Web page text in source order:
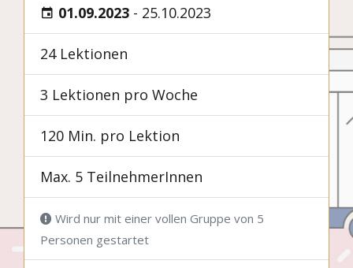
01.09.2023 - 25.10.2023
24 Lektionen
3 Lektionen pro Woche
120 Min. pro Lektion
Max. 5 TeilnehmerInnen
Wird nur mit einer vollen Gruppe von 5
Personen gestartet